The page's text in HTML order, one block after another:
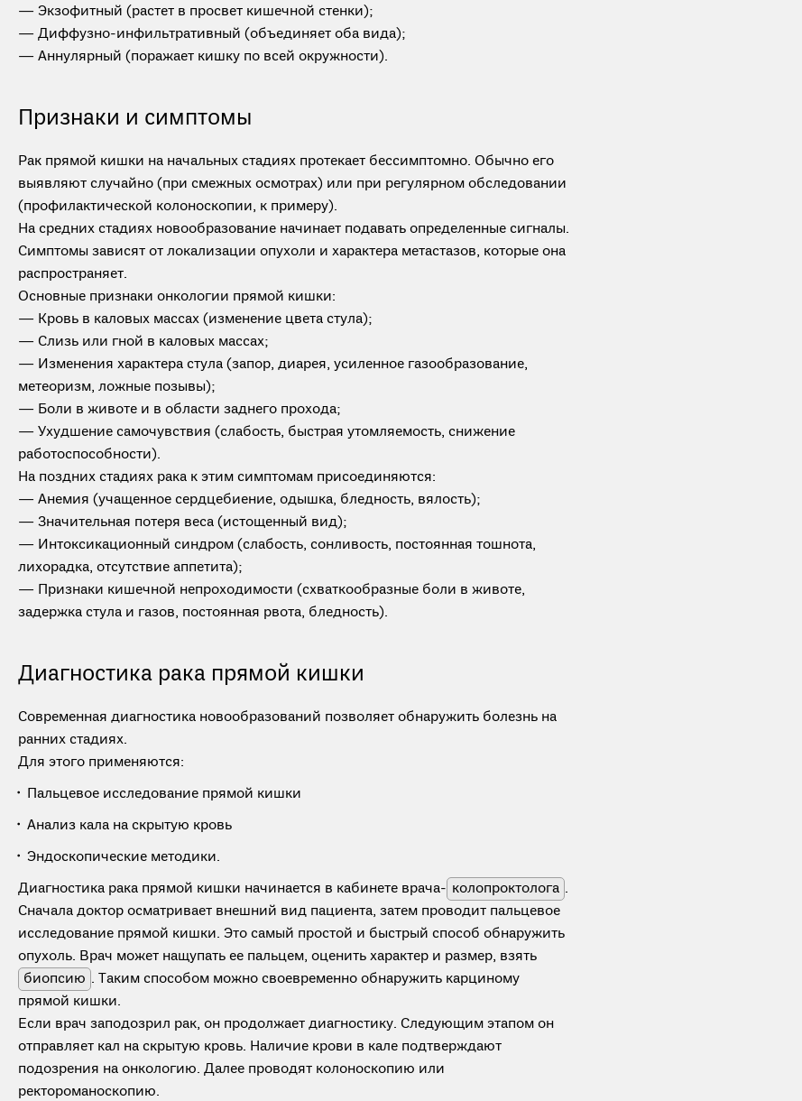
— Экзофитный (растет в просвет кишечной стенки);
— Диффузно-инфильтративный (объединяет оба вида);
— Аннулярный (поражает кишку по всей окружности).
Признаки и симптомы
Рак прямой кишки на начальных стадиях протекает бессимптомно. Обычно его
выявляют случайно (при смежных осмотрах) или при регулярном обследовании
(профилактической колоноскопии, к примеру).
На средних стадиях новообразование начинает подавать определенные сигналы.
Симптомы зависят от локализации опухоли и характера метастазов, которые она
распространяет.
Основные признаки онкологии прямой кишки:
— Кровь в каловых массах (изменение цвета стула);
— Слизь или гной в каловых массах;
— Изменения характера стула (запор, диарея, усиленное газообразование,
метеоризм, ложные позывы);
— Боли в животе и в области заднего прохода;
— Ухудшение самочувствия (слабость, быстрая утомляемость, снижение
работоспособности).
На поздних стадиях рака к этим симптомам присоединяются:
— Анемия (учащенное сердцебиение, одышка, бледность, вялость);
— Значительная потеря веса (истощенный вид);
— Интоксикационный синдром (слабость, сонливость, постоянная тошнота,
лихорадка, отсутствие аппетита);
— Признаки кишечной непроходимости (схваткообразные боли в животе,
задержка стула и газов, постоянная рвота, бледность).
Диагностика рака прямой кишки
Современная диагностика новообразований позволяет обнаружить болезнь на
ранних стадиях.
Для этого применяются:
Пальцевое исследование прямой кишки
Анализ кала на скрытую кровь
Эндоскопические методики.
Диагностика рака прямой кишки начинается в кабинете врача- колопроктолога .
Сначала доктор осматривает внешний вид пациента, затем проводит пальцевое
исследование прямой кишки. Это самый простой и быстрый способ обнаружить
опухоль. Врач может нащупать ее пальцем, оценить характер и размер, взять
биопсию . Таким способом можно своевременно обнаружить карциному
прямой кишки.
Если врач заподозрил рак, он продолжает диагностику. Следующим этапом он
отправляет кал на скрытую кровь. Наличие крови в кале подтверждают
подозрения на онкологию. Далее проводят колоноскопию или
ректороманоскопию.